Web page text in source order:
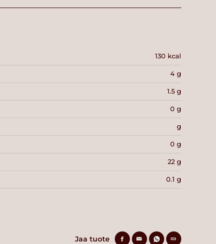
130 kcal
4 g
1.5 g
0 g
g
0 g
22 g
0.1 g
Jaa tuote